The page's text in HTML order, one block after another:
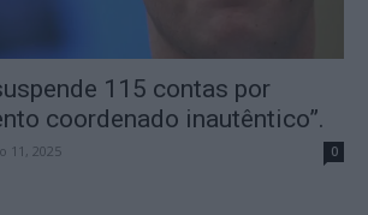
115 contas por
coordenado inautêntico”.
11, 2025 0